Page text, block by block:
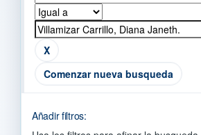
Comenzar nueva busqueda
Añadir filtros: